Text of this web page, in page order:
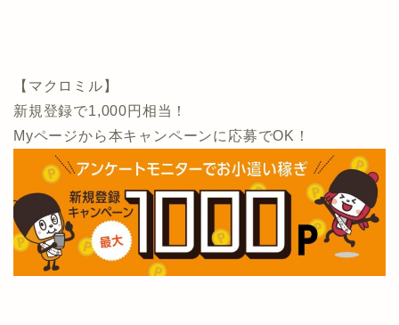
【マクロミル】
新規登録で1,000円相当！
Myページから本キャンペーンに応募でOK！